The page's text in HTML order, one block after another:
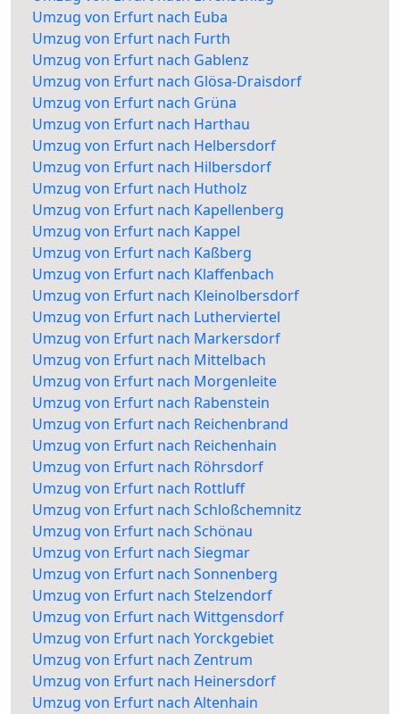
Umzug von Erfurt nach Euba
Umzug von Erfurt nach Furth
Umzug von Erfurt nach Gablenz
Umzug von Erfurt nach Glösa-Draisdorf
Umzug von Erfurt nach Grüna
Umzug von Erfurt nach Harthau
Umzug von Erfurt nach Helbersdorf
Umzug von Erfurt nach Hilbersdorf
Umzug von Erfurt nach Hutholz
Umzug von Erfurt nach Kapellenberg
Umzug von Erfurt nach Kappel
Umzug von Erfurt nach Kaßberg
Umzug von Erfurt nach Klaffenbach
Umzug von Erfurt nach Kleinolbersdorf
Umzug von Erfurt nach Lutherviertel
Umzug von Erfurt nach Markersdorf
Umzug von Erfurt nach Mittelbach
Umzug von Erfurt nach Morgenleite
Umzug von Erfurt nach Rabenstein
Umzug von Erfurt nach Reichenbrand
Umzug von Erfurt nach Reichenhain
Umzug von Erfurt nach Röhrsdorf
Umzug von Erfurt nach Rottluff
Umzug von Erfurt nach Schloßchemnitz
Umzug von Erfurt nach Schönau
Umzug von Erfurt nach Siegmar
Umzug von Erfurt nach Sonnenberg
Umzug von Erfurt nach Stelzendorf
Umzug von Erfurt nach Wittgensdorf
Umzug von Erfurt nach Yorckgebiet
Umzug von Erfurt nach Zentrum
Umzug von Erfurt nach Heinersdorf
Umzug von Erfurt nach Altenhain